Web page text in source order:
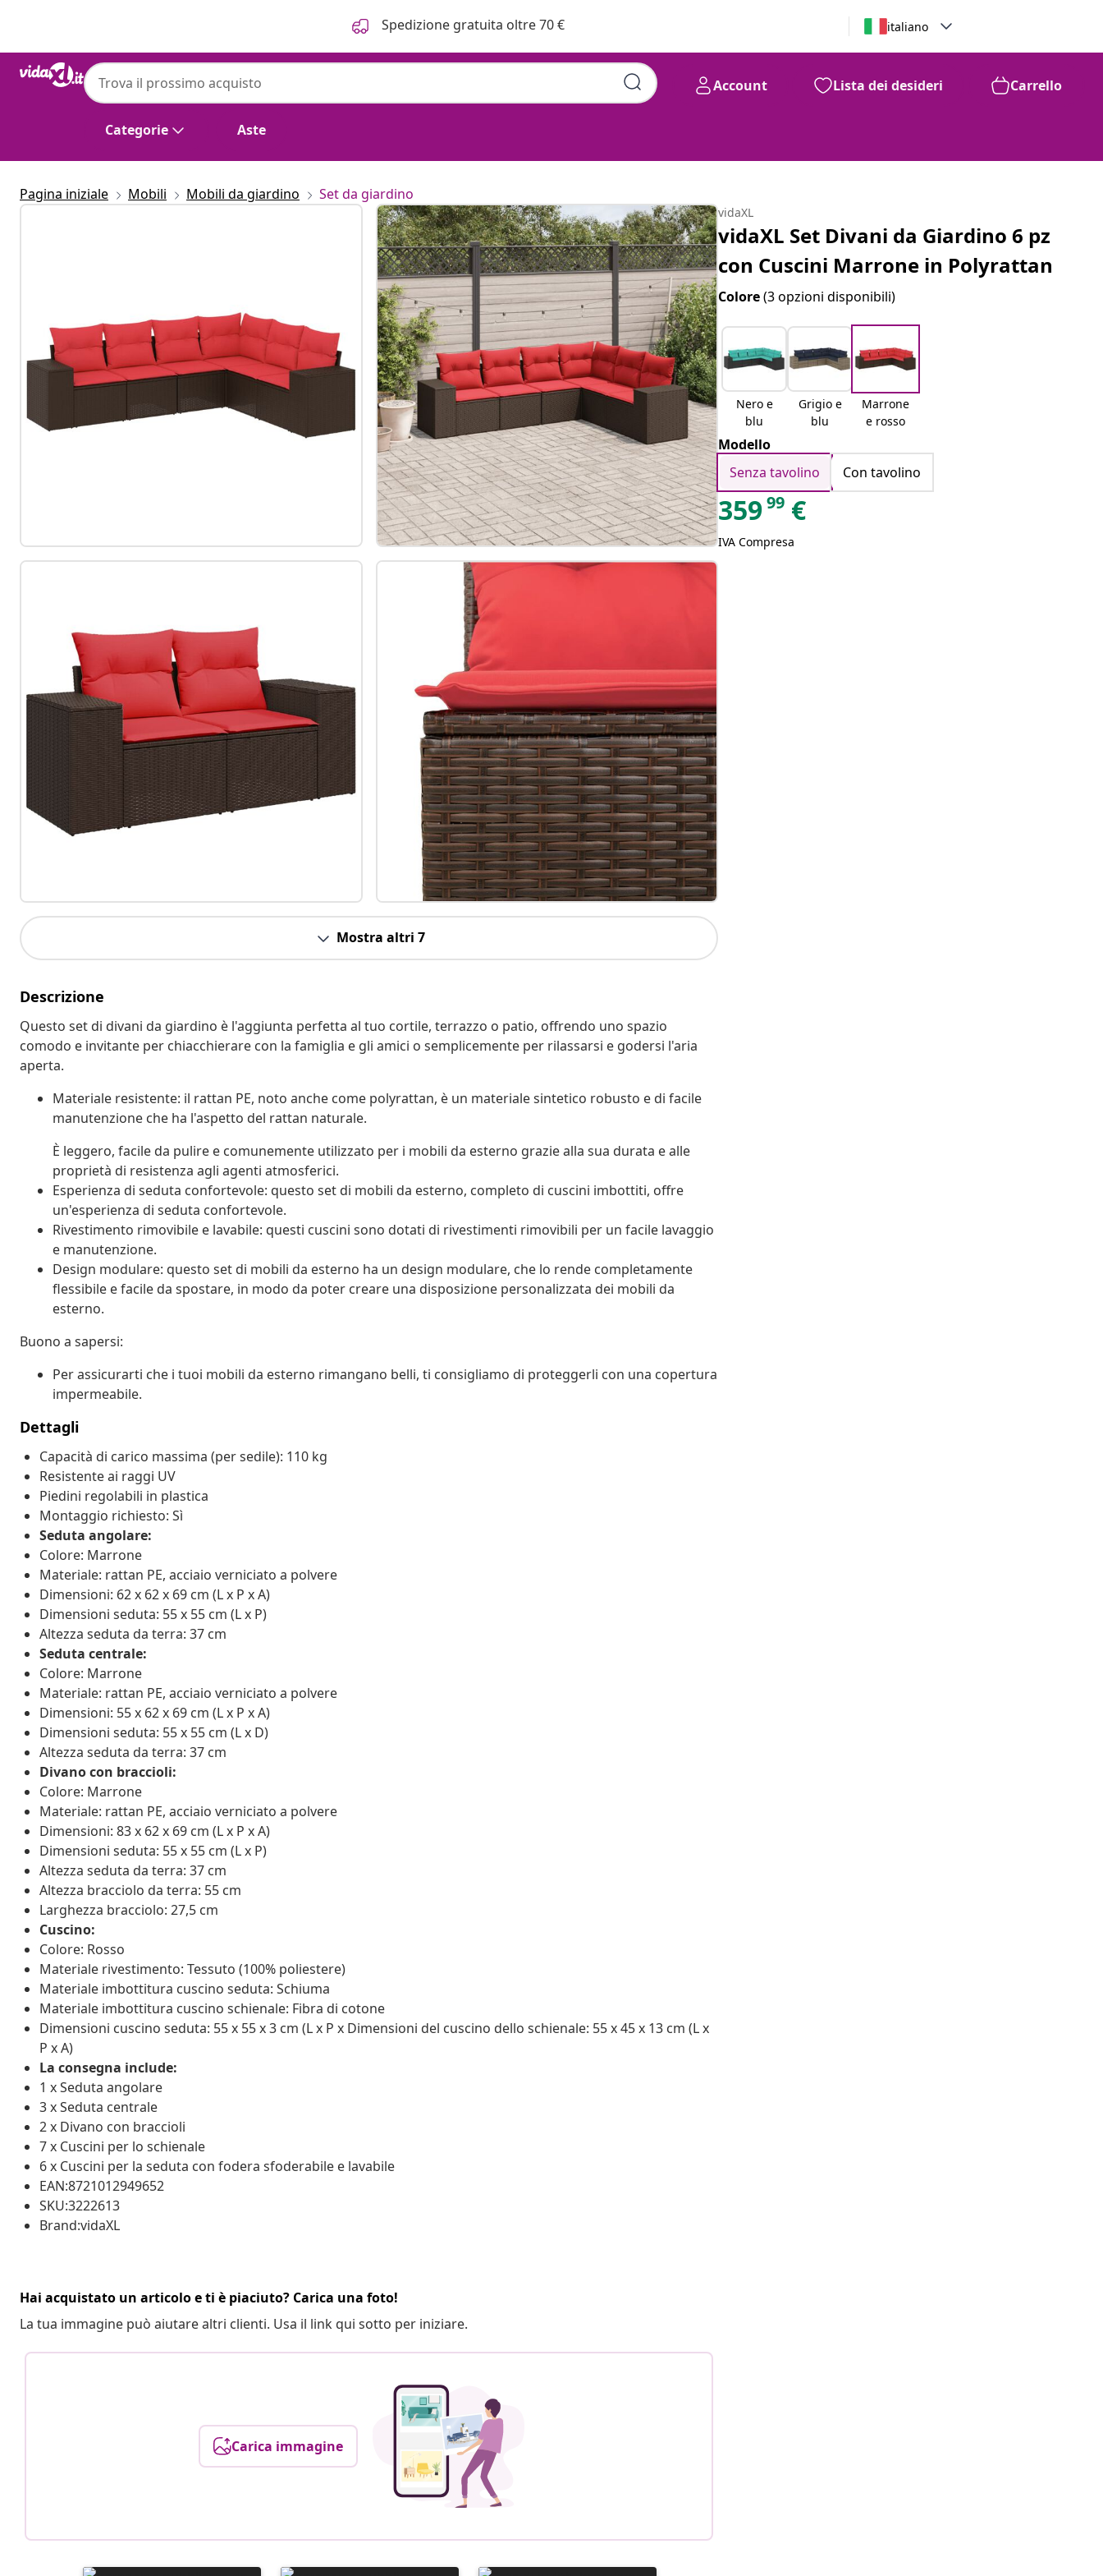
Spedizione gratuita oltre 70 € italiano
Categorie Aste
Account Lista dei desideri Carrello
Pagina iniziale Mobili Mobili da giardino Set da giardino
Mostra altri 7
Descrizione
Questo set di divani da giardino è l'aggiunta perfetta al tuo cortile, terrazzo o patio, offrendo uno spazio
comodo e invitante per chiacchierare con la famiglia e gli amici o semplicemente per rilassarsi e godersi l'aria
aperta.
Materiale resistente: il rattan PE, noto anche come polyrattan, è un materiale sintetico robusto e di facile
manutenzione che ha l'aspetto del rattan naturale.
È leggero, facile da pulire e comunemente utilizzato per i mobili da esterno grazie alla sua durata e alle
proprietà di resistenza agli agenti atmosferici.
Esperienza di seduta confortevole: questo set di mobili da esterno, completo di cuscini imbottiti, offre
un'esperienza di seduta confortevole.
Rivestimento rimovibile e lavabile: questi cuscini sono dotati di rivestimenti rimovibili per un facile lavaggio
e manutenzione.
Design modulare: questo set di mobili da esterno ha un design modulare, che lo rende completamente
flessibile e facile da spostare, in modo da poter creare una disposizione personalizzata dei mobili da
esterno.
Buono a sapersi:
Per assicurarti che i tuoi mobili da esterno rimangano belli, ti consigliamo di proteggerli con una copertura
impermeabile.
Dettagli
Capacità di carico massima (per sedile): 110 kg
Resistente ai raggi UV
Piedini regolabili in plastica
Montaggio richiesto: Sì
Seduta angolare:
Colore: Marrone
Materiale: rattan PE, acciaio verniciato a polvere
Dimensioni: 62 x 62 x 69 cm (L x P x A)
Dimensioni seduta: 55 x 55 cm (L x P)
Altezza seduta da terra: 37 cm
Seduta centrale:
Colore: Marrone
Materiale: rattan PE, acciaio verniciato a polvere
Dimensioni: 55 x 62 x 69 cm (L x P x A)
Dimensioni seduta: 55 x 55 cm (L x D)
Altezza seduta da terra: 37 cm
Divano con braccioli:
Colore: Marrone
Materiale: rattan PE, acciaio verniciato a polvere
Dimensioni: 83 x 62 x 69 cm (L x P x A)
Dimensioni seduta: 55 x 55 cm (L x P)
Altezza seduta da terra: 37 cm
Altezza bracciolo da terra: 55 cm
Larghezza bracciolo: 27,5 cm
Cuscino:
Colore: Rosso
Materiale rivestimento: Tessuto (100% poliestere)
Materiale imbottitura cuscino seduta: Schiuma
Materiale imbottitura cuscino schienale: Fibra di cotone
Dimensioni cuscino seduta: 55 x 55 x 3 cm (L x P x Dimensioni del cuscino dello schienale: 55 x 45 x 13 cm (L x
P x A)
La consegna include:
1 x Seduta angolare
3 x Seduta centrale
2 x Divano con braccioli
7 x Cuscini per lo schienale
6 x Cuscini per la seduta con fodera sfoderabile e lavabile
EAN:8721012949652
SKU:3222613
Brand:vidaXL
Hai acquistato un articolo e ti è piaciuto? Carica una foto!
La tua immagine può aiutare altri clienti. Usa il link qui sotto per iniziare.
Carica immagine
vidaXL
vidaXL Set Divani da Giardino 6 pz
con Cuscini Marrone in Polyrattan
Colore(3 opzioni disponibili)
Nero e
blu
Grigio e
blu
Marrone
e rosso
Modello
Senza tavolino
Con tavolino
35999 €
IVA Compresa